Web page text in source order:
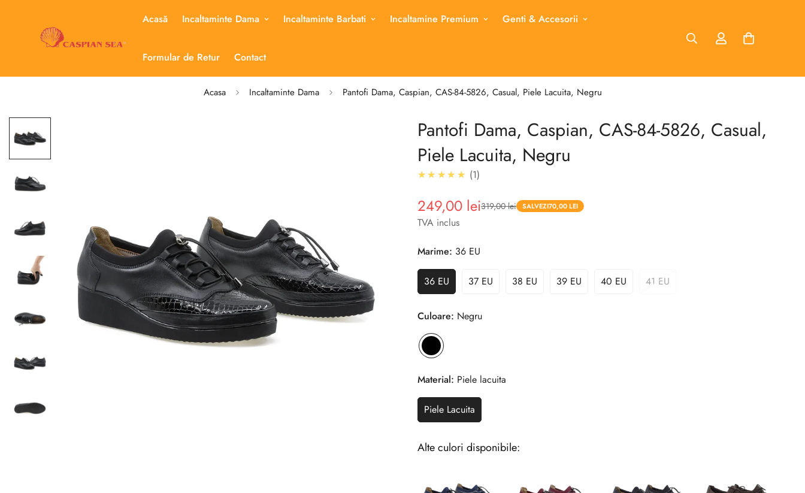
Acasă Incaltaminte Dama Incaltaminte Barbati Incaltamine Premium Genti & Accesorii
Formular de Retur Contact
Acasa Incaltaminte Dama Pantofi Dama, Caspian, CAS-84-5826, Casual, Piele Lacuita, Negru
Pantofi Dama, Caspian, CAS-84-5826, Casual,
Piele Lacuita, Negru
★★★★★ 5.0
1
Pret
redus
249,00 lei
Pret 319,00 lei SALVEZI70,00 LEI
TVA inclus
Marime: 36 EU
36 EU 37 EU 38 EU 39 EU 40 EU 41 EU
Culoare: Negru
Material: Piele lacuita
Piele Lacuita
Alte culori disponibile: